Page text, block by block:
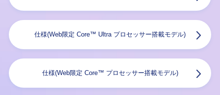
仕様(Web限定 Core™ Ultra プロセッサー搭載モデル)
仕様(Web限定 Core™ プロセッサー搭載モデル)